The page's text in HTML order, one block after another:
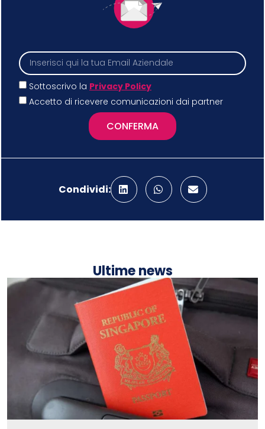
Sottoscrivo la Privacy Policy
Accetto di ricevere comunicazioni dai partner
CONFERMA
Condividi:
Ultime news